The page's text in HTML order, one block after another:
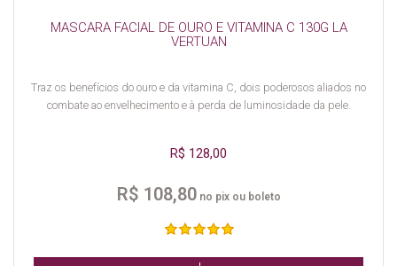
MASCARA FACIAL DE OURO E VITAMINA C 130G LA
VERTUAN
Traz os benefícios do ouro e da vitamina C, dois poderosos aliados no
combate ao envelhecimento e à perda de luminosidade da pele.
R$ 128,00
R$ 108,80no pix ou boleto